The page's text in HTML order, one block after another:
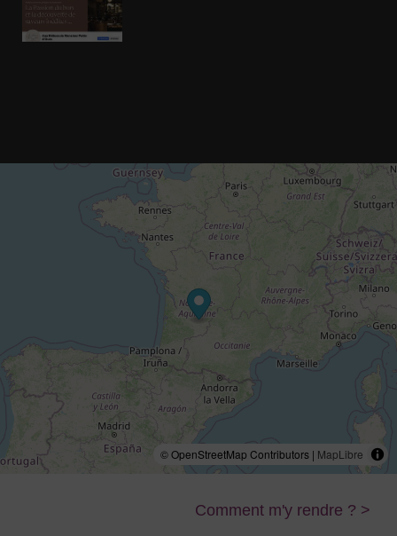
© OpenStreetMap Contributors | MapLibre
Comment m'y rendre ? >